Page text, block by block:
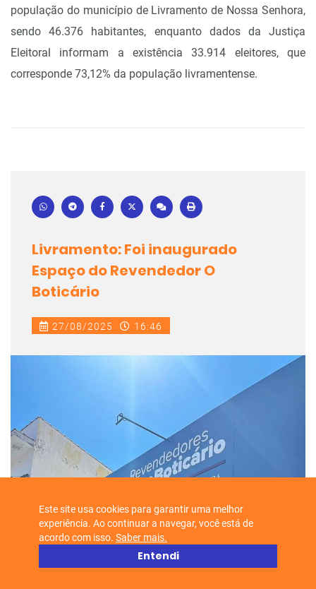
população do município de Livramento de Nossa Senhora,
sendo 46.376 habitantes, enquanto dados da Justiça
Eleitoral informam a existência 33.914 eleitores, que
corresponde 73,12% da população livramentense.
Livramento: Foi inaugurado
Espaço do Revendedor O
Boticário
27/08/2025 16:46
Este site usa cookies para garantir uma melhor
experiência. Ao continuar a navegar, você está de
acordo com isso. Saber mais.
Entendi